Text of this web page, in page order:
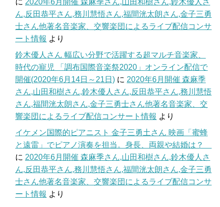
ん,反田恭平さん,務川慧悟さん,福間洸太朗さん,金子三勇
士さん他著名音楽家、交響楽団によるライブ配信コンサ
ート情報 より
鈴木優人さん 幅広い分野で活躍する超マルチ音楽家、
時代の寵児 「調布国際音楽祭2020」オンライン配信で
開催(2020年6月14日～21日) に 2020年6月開催 森麻季
さん,山田和樹さん,鈴木優人さん,反田恭平さん,務川慧悟
さん,福間洸太朗さん,金子三勇士さん他著名音楽家、交
響楽団によるライブ配信コンサート情報 より
イケメン国際的ピアニスト 金子三勇土さん 映画「蜜蜂
と遠雷」でピアノ演奏を担当。身長、両親や結婚は？
に 2020年6月開催 森麻季さん,山田和樹さん,鈴木優人さ
ん,反田恭平さん,務川慧悟さん,福間洸太朗さん,金子三勇
士さん他著名音楽家、交響楽団によるライブ配信コンサ
ート情報 より